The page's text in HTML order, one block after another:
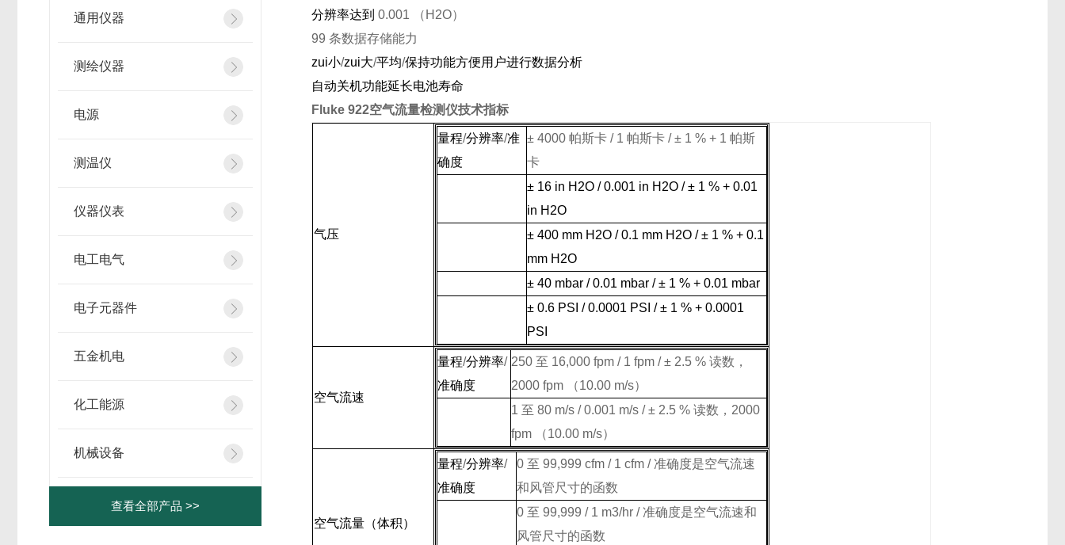
通用仪器
测绘仪器
电源
测温仪
仪器仪表
电工电气
电子元器件
五金机电
化工能源
机械设备
查看全部产品 >>
分辨率达到 0.001 （H2O）
99条数据存储能力
zui小/zui大/平均/保持功能方便用户进行数据分析
自动关机功能延长电池寿命
Fluke 922空气流量检测仪技术指标
气压
量程/分辨率/准
确度
± 4000 帕斯卡/ 1 帕斯卡/ ± 1 % + 1 帕斯
卡
± 16 in H2O /0.001 in H2O / ± 1 % + 0.01
in H2O
± 400 mmH2O /0.1 mmH2O / ± 1 % + 0.1
mmH2O
± 40 mbar / 0.01 mbar / ± 1 % + 0.01 mbar
± 0.6 PSI / 0.0001 PSI / ± 1 % + 0.0001
PSI
空气流速
量程/分辨率/
准确度
250 至 16,000 fpm / 1 fpm / ± 2.5 % 读数，
2000 fpm （10.00 m/s）
1 至 80 m/s /0.001 m/s / ± 2.5 % 读数， 2000
fpm （10.00 m/s）
空气流量（体积）
量程/分辨率/
准确度
0 至 99,999 cfm / 1 cfm /准确度是空气流速
和风管尺寸的函数
0 至 99,999 / 1 m3/hr /准确度是空气流速和
风管尺寸的函数